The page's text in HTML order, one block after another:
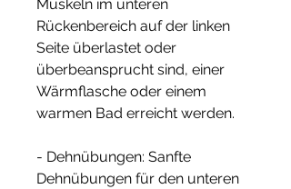
Muskeln im unteren
Rückenbereich auf der linken
Seite überlastet oder
überbeansprucht sind, einer
Wärmflasche oder einem
warmen Bad erreicht werden.
- Dehnübungen: Sanfte
Dehnübungen für den unteren